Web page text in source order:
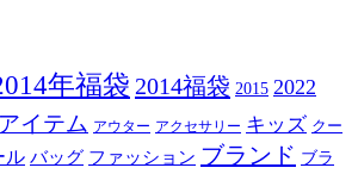
年福袋 2014福袋 2015 2022
アイテム アウター アクセサリー キッズ クー
ル バッグ ファッション ブランド ブラ